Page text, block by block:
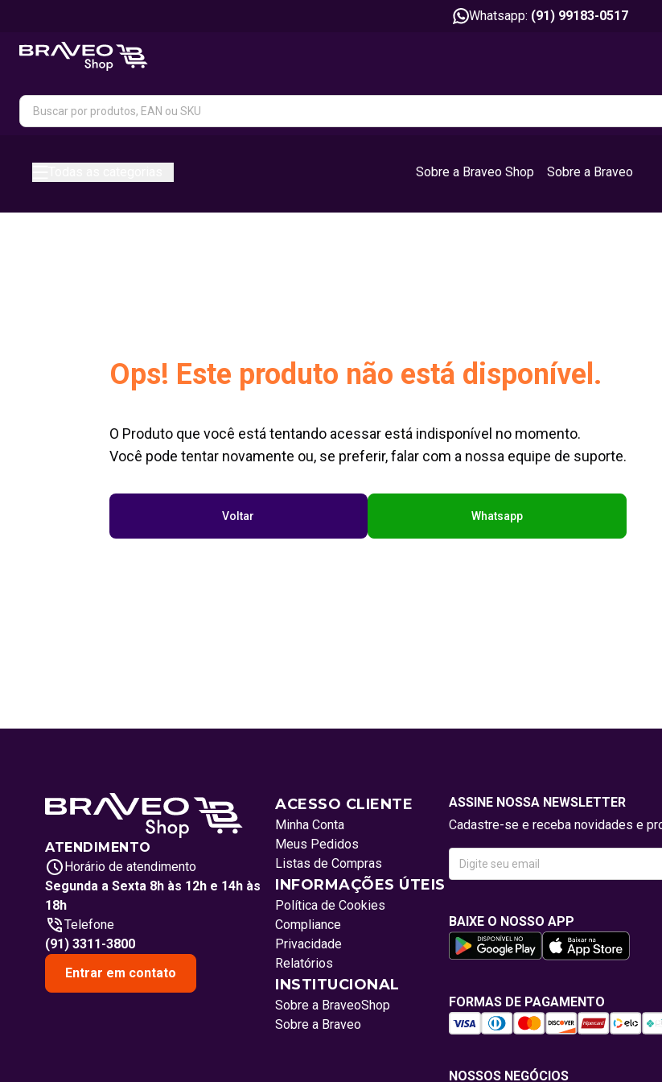
Whatsapp: (91) 99183-0517
Sobre a Braveo Shop Sobre a Braveo
Ops! Este produto não está disponível.
O Produto que você está tentando acessar está indisponível no momento.
Você pode tentar novamente ou, se preferir, falar com a nossa equipe de suporte.
Voltar Whatsapp
ATENDIMENTO
Horário de atendimento
Segunda a Sexta 8h às 12h e 14h às
18h
Telefone
(91) 3311-3800
Entrar em contato
ACESSO CLIENTE
Minha Conta
Meus Pedidos
Listas de Compras
INFORMAÇÕES ÚTEIS
Política de Cookies
Compliance
Privacidade
Relatórios
INSTITUCIONAL
Sobre a BraveoShop
Sobre a Braveo
ASSINE NOSSA NEWSLETTER
Cadastre-se e receba novidades e
BAIXE O NOSSO APP
FORMAS DE PAGAMENTO
NOSSOS NEGÓCIOS